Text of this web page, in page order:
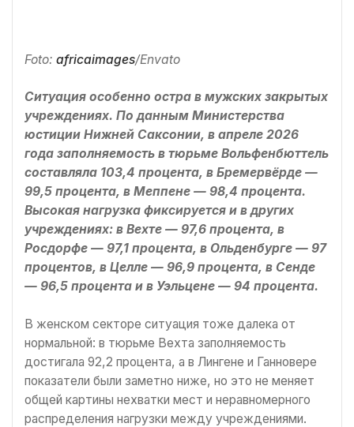
Foto: africaimages/Envato
Ситуация особенно остра в мужских закрытых
учреждениях. По данным Министерства
юстиции Нижней Саксонии, в апреле 2026
года заполняемость в тюрьме Вольфенбюттель
составляла 103,4 процента, в Бремервёрде —
99,5 процента, в Меппене — 98,4 процента.
Высокая нагрузка фиксируется и в других
учреждениях: в Вехте — 97,6 процента, в
Росдорфе — 97,1 процента, в Ольденбурге — 97
процентов, в Целле — 96,9 процента, в Сенде
— 96,5 процента и в Уэльцене — 94 процента.
В женском секторе ситуация тоже далека от
нормальной: в тюрьме Вехта заполняемость
достигала 92,2 процента, а в Лингене и Ганновере
показатели были заметно ниже, но это не меняет
общей картины нехватки мест и неравномерного
распределения нагрузки между учреждениями.